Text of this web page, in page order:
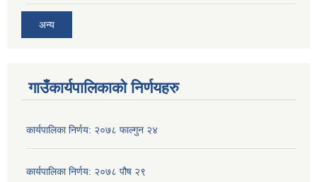
अन्य
गाउँकार्यपालिकाको निर्णयहरु
कार्यपालिका निर्णय: २०७८ फाल्गुन २४
कार्यपालिका निर्णय: २०७८ पौष २९